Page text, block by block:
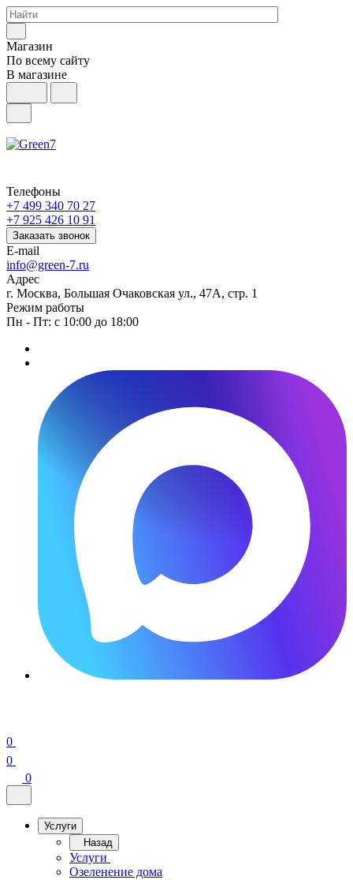
Магазин
По всему сайту
В магазине
Телефоны
+7 499 340 70 27
+7 925 426 10 91
Заказать звонок
E-mail
info@green-7.ru
Адрес
г. Москва, Большая Очаковская ул., 47А, стр. 1
Режим работы
Пн - Пт: с 10:00 до 18:00
0
0
0
Услуги
Назад
Услуги
Озеленение дома